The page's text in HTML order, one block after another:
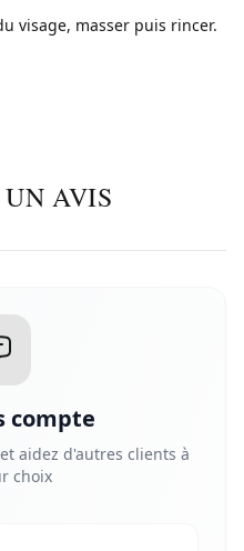
visage, masser puis rincer.
AVIS
compte
aidez d'autres clients à
choix